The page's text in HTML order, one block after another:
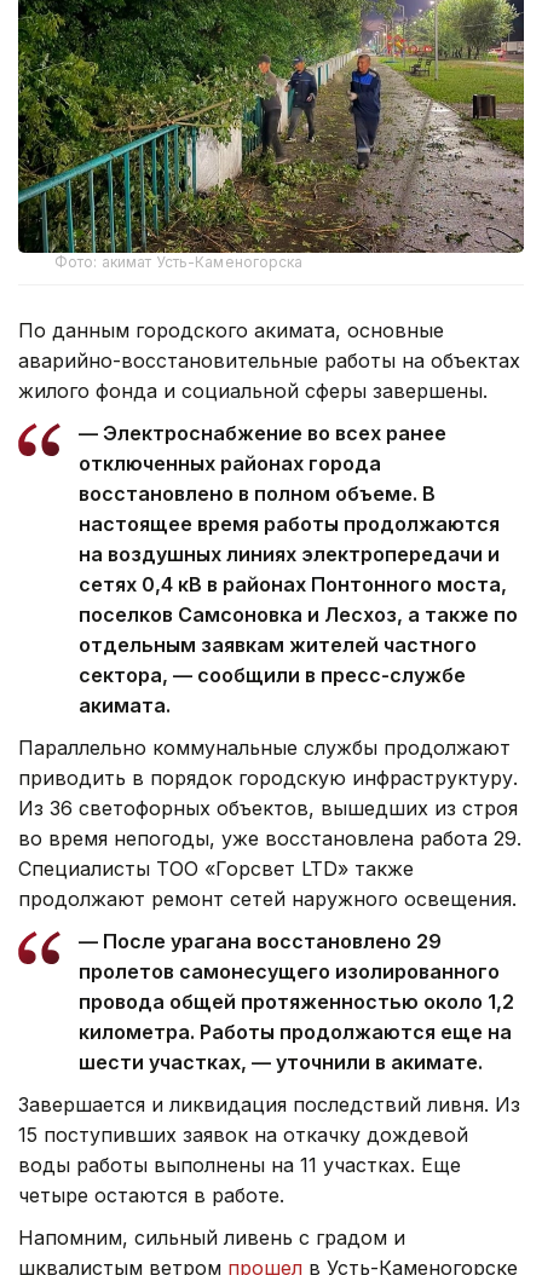
Фото: акимат Усть-Каменогорска
По данным городского акимата, основные
аварийно-восстановительные работы на объектах
жилого фонда и социальной сферы завершены.
— Электроснабжение во всех ранее
отключенных районах города
восстановлено в полном объеме. В
настоящее время работы продолжаются
на воздушных линиях электропередачи и
сетях 0,4 кВ в районах Понтонного моста,
поселков Самсоновка и Лесхоз, а также по
отдельным заявкам жителей частного
сектора, — сообщили в пресс-службе
акимата.
Параллельно коммунальные службы продолжают
приводить в порядок городскую инфраструктуру.
Из 36 светофорных объектов, вышедших из строя
во время непогоды, уже восстановлена работа 29.
Специалисты ТОО «Горсвет LTD» также
продолжают ремонт сетей наружного освещения.
— После урагана восстановлено 29
пролетов самонесущего изолированного
провода общей протяженностью около 1,2
километра. Работы продолжаются еще на
шести участках, — уточнили в акимате.
Завершается и ликвидация последствий ливня. Из
15 поступивших заявок на откачку дождевой
воды работы выполнены на 11 участках. Еще
четыре остаются в работе.
Напомним, сильный ливень с градом и
шквалистым ветром прошел в Усть-Каменогорске